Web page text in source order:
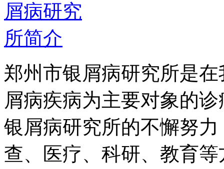
郑州市银屑病研究所是
屑病疾病为主要对象的
银屑病研究所的不懈努
查、医疗、科研、教育